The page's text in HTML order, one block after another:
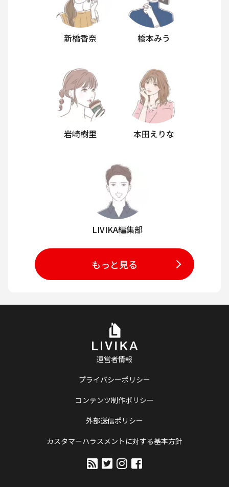
新橋香奈 橋本みう
岩崎樹里 本田えりな
LIVIKA編集部
もっと見る
運営者情報
プライバシーポリシー
コンテンツ制作ポリシー
外部送信ポリシー
カスタマーハラスメントに対する基本方針